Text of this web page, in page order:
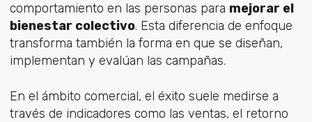
comportamiento en las personas para mejorar el
bienestar colectivo. Esta diferencia de enfoque
transforma también la forma en que se diseñan,
implementan y evalúan las campañas.
En el ámbito comercial, el éxito suele medirse a
través de indicadores como las ventas, el retorno